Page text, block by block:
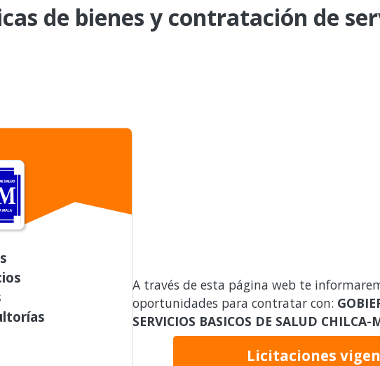
de bienes y contratación de
A través de esta página web te
oportunidades para contratar con:
SERVICIOS BASICOS DE SALUD CHILCA-
Licitaciones